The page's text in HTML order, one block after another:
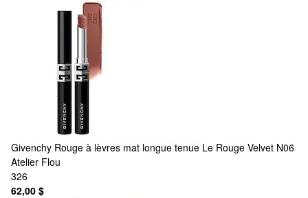
Givenchy Rouge à lèvres mat longue tenue Le Rouge Velvet N06
Atelier Flou
326
62,00 $